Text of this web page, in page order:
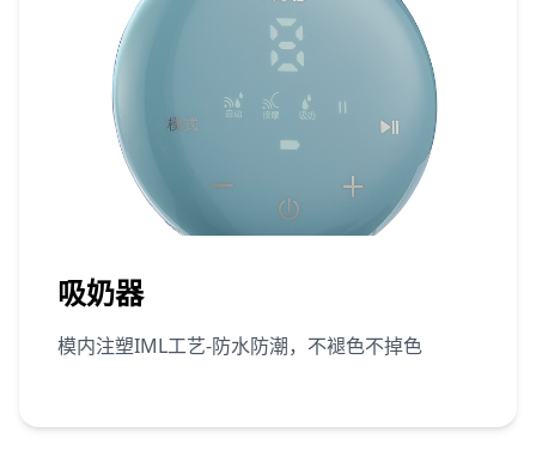
吸奶器
模内注塑IML工艺-防水防潮，不褪色不掉色